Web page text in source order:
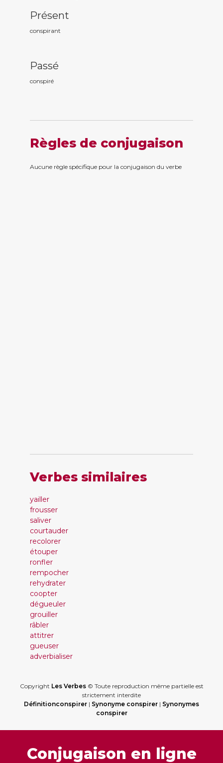
Présent
conspirant
Passé
conspiré
Règles de conjugaison
Aucune règle spécifique pour la conjugaison du verbe
Verbes similaires
yailler
frousser
saliver
courtauder
recolorer
étouper
ronfler
rempocher
rehydrater
coopter
dégueuler
grouiller
râbler
attitrer
gueuser
adverbialiser
Copyright Les Verbes© Toute reproduction même partielle est
strictement interdite
Définitionconspirer | Synonyme conspirer | Synonymes
conspirer
Conjugaison en ligne